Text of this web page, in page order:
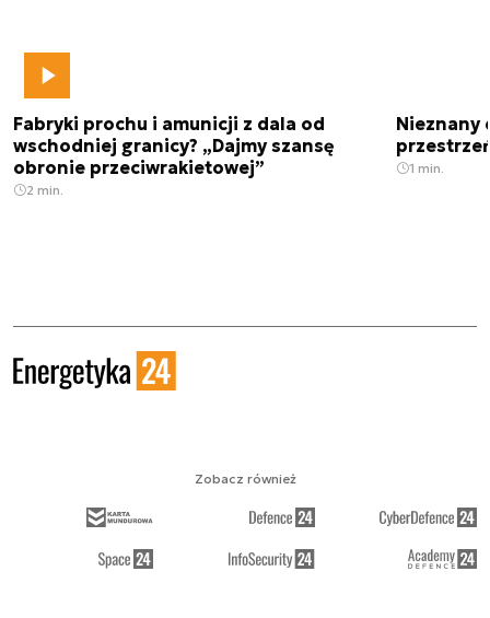
Fabryki prochu i amunicji z dala od
wschodniej granicy? „Dajmy szansę
obronie przeciwrakietowej”
2 min.
Nieznany
1 min.
Zobacz również